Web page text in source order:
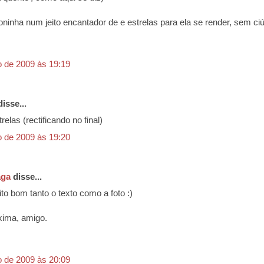
num jeito encantador de e estrelas para ela se render, sem
de 2009 às 19:19
(rectificando no final)
de 2009 às 19:20
disse...
bom tanto o texto como a foto :)
amigo.
de 2009 às 20:09